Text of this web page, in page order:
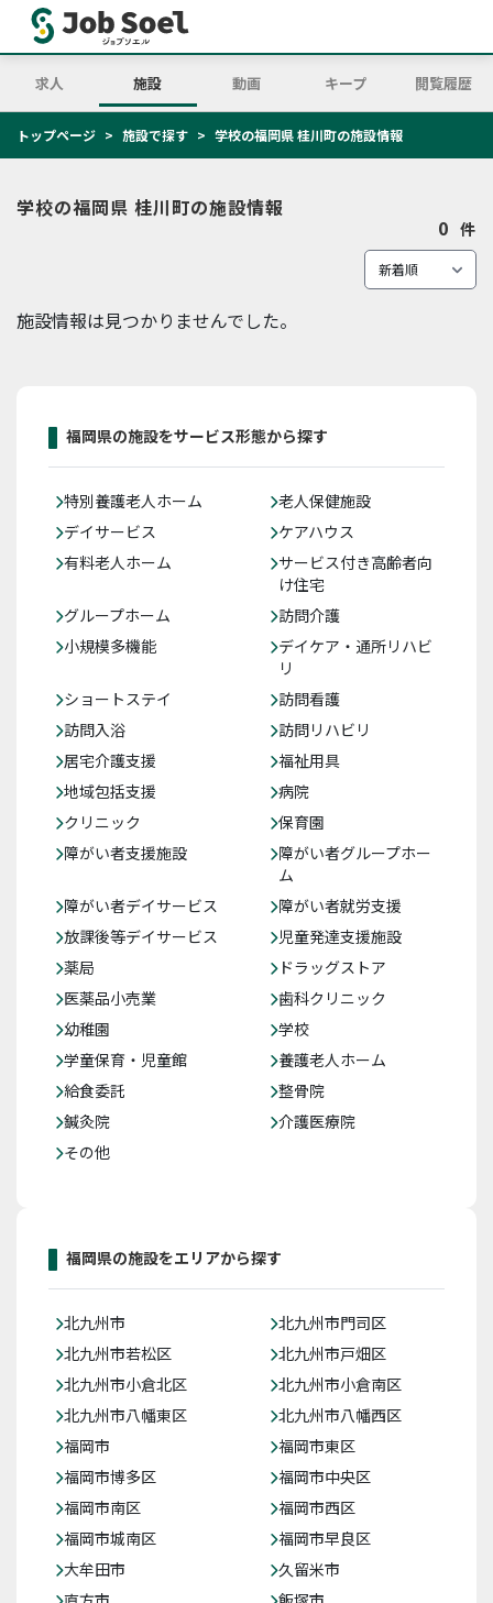
求人 施設 動画 キープ 閲覧履歴
トップページ 施設で探す 学校の福岡県 桂川町の施設情報
学校の福岡県 桂川町の施設情報
0 件
施設情報は見つかりませんでした。
福岡県の施設をサービス形態から探す
特別養護老人ホーム
老人保健施設
デイサービス
ケアハウス
有料老人ホーム
サービス付き高齢者向
け住宅
グループホーム
訪問介護
小規模多機能
デイケア・通所リハビ
リ
ショートステイ
訪問看護
訪問入浴
訪問リハビリ
居宅介護支援
福祉用具
地域包括支援
病院
クリニック
保育園
障がい者支援施設
障がい者グループホー
ム
障がい者デイサービス
障がい者就労支援
放課後等デイサービス
児童発達支援施設
薬局
ドラッグストア
医薬品小売業
歯科クリニック
幼稚園
学校
学童保育・児童館
養護老人ホーム
給食委託
整骨院
鍼灸院
介護医療院
その他
福岡県の施設をエリアから探す
北九州市
北九州市門司区
北九州市若松区
北九州市戸畑区
北九州市小倉北区
北九州市小倉南区
北九州市八幡東区
北九州市八幡西区
福岡市
福岡市東区
福岡市博多区
福岡市中央区
福岡市南区
福岡市西区
福岡市城南区
福岡市早良区
大牟田市
久留米市